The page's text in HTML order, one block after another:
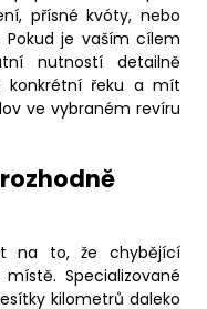
přísné kvóty, nebo
Pokud je vaším cílem
nutností detailně
konkrétní řeku a mít
ve vybraném revíru
na to, že chybějící
Specializované
kilometrů daleko